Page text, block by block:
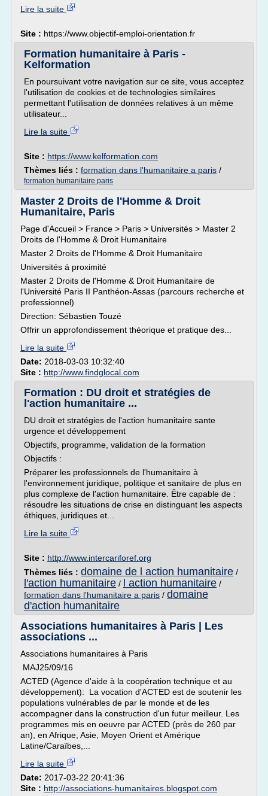
Lire la suite
Site : https://www.objectif-emploi-orientation.fr
Formation humanitaire à Paris -
Kelformation
En poursuivant votre navigation sur ce site, vous acceptez
l'utilisation de cookies et de technologies similaires
permettant l'utilisation de données relatives à un même
utilisateur...
Lire la suite
Site : https://www.kelformation.com
Thèmes liés : formation dans l'humanitaire a paris /
formation humanitaire paris
Master 2 Droits de l'Homme & Droit
Humanitaire, Paris
Page d'Accueil > France > Paris > Universités > Master 2
Droits de l'Homme & Droit Humanitaire
Master 2 Droits de l'Homme & Droit Humanitaire
Universités á proximité
Master 2 Droits de l'Homme & Droit Humanitaire de
l'Université Paris II Panthéon-Assas (parcours recherche et
professionnel)
Direction: Sébastien Touzé
Offrir un approfondissement théorique et pratique des...
Lire la suite
Date: 2018-03-03 10:32:40
Site : http://www.findglocal.com
Formation : DU droit et stratégies de
l'action humanitaire ...
DU droit et stratégies de l'action humanitaire sante
urgence et développement
Objectifs, programme, validation de la formation
Objectifs :
Préparer les professionnels de l'humanitaire à
l'environnement juridique, politique et sanitaire de plus en
plus complexe de l'action humanitaire. Être capable de :
résoudre les situations de crise en distinguant les aspects
éthiques, juridiques et...
Lire la suite
Site : http://www.intercariforef.org
Thèmes liés : domaine de l action humanitaire /
l'action humanitaire / l action humanitaire /
formation dans l'humanitaire a paris / domaine
d'action humanitaire
Associations humanitaires à Paris | Les
associations ...
Associations humanitaires à Paris
MAJ25/09/16
ACTED (Agence d'aide à la coopération technique et au
développement): La vocation d'ACTED est de soutenir les
populations vulnérables de par le monde et de les
accompagner dans la construction d'un futur meilleur. Les
programmes mis en oeuvre par ACTED (près de 260 par
an), en Afrique, Asie, Moyen Orient et Amérique
Latine/Caraïbes,...
Lire la suite
Date: 2017-03-22 20:41:36
Site : http://associations-humanitaires.blogspot.com